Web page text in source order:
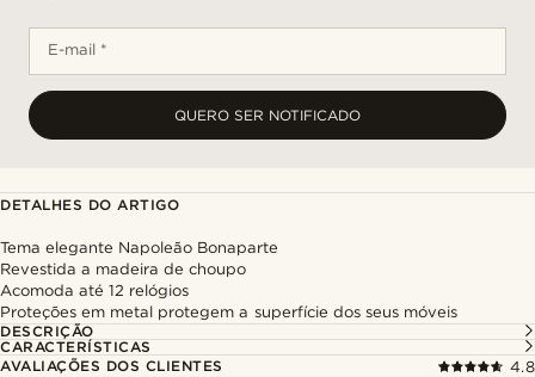
E-mail *
QUERO SER NOTIFICADO
DETALHES DO ARTIGO
Tema elegante Napoleão Bonaparte
Revestida a madeira de choupo
Acomoda até 12 relógios
Proteções em metal protegem a superfície dos seus móveis
DESCRIÇÃO
CARACTERÍSTICAS
AVALIAÇÕES DOS CLIENTES
4.8